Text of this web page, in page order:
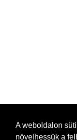
A weboldalon
növelhessük a